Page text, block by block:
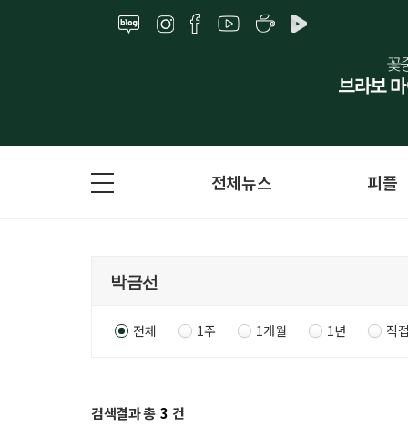
전체뉴스 피플
전체 1주 1개월 1년 직
검색결과 총 3 건